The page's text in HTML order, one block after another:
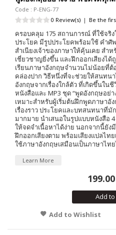
Code : P-ENG-77
0 Review(s) | Be the
ครอบคลุม 175 สถานการณ์ ที่ใช้จริง
ประโยค มีรูปประโยคพร้อมใช้ คำ
สำเนียงเจ้าของภาษาให้คุ้นเคย ส
เชี่ยวชาญยิ่งขึ้น และฝึกออกเสียงได้
เรียนภาษาอังกฤษจำนวนไม่น้อยที่ต้
คล่องปาก วิธีหนึ่งที่จะช่วยให้สนทน
อังกฤษจากเรื่องใกล้ตัว ที่เกิดขึ้นใน
หนังสือและ MP3 ชุด “พูดอังกฤษอย่
เหมาะสำหรับผู้เริ่มต้นฝึกพูดภาษาอั
เรื่องราว ประโยคและบทสนทนาที่มั
มากมาย นำเสนอในรูปแบบหนังสือ
ให้จดจำเนื้อหาได้ง่าย นอกจากนี้ยัง
ฝึกออกเสียงตาม พร้อมเสียงแปลไท
ใช้ภาษาอังกฤษเสมือนเป็นภาษาไท
Learn More
Add
Add to Wishlist